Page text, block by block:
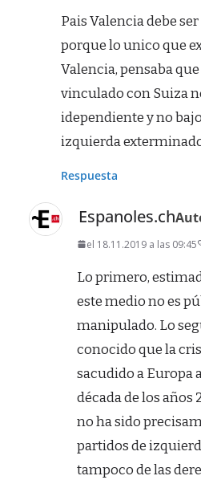
Pais Valencia debe
porque lo unico que
Valencia, pensaba
vinculado con Suiza
idependiente y no
izquierda
Respuesta
Espanoles.ch
el 18.11.2019 a las 09:45
Lo primero,
este medio no es
manipulado. Lo
conocido que la
sacudido a Europa
década de los
no ha sido
partidos de
tampoco de las